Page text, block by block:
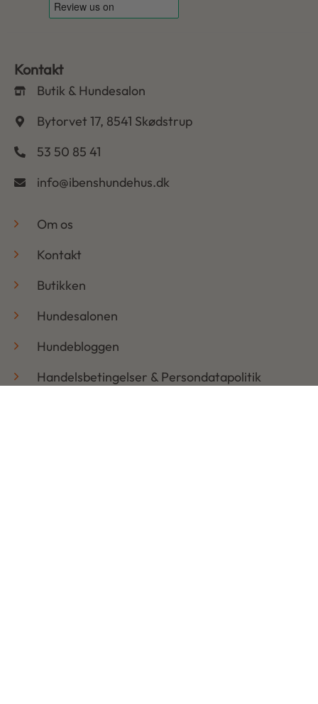
Kontakt
Butik & Hundesalon
Bytorvet 17, 8541 Skødstrup
53 50 85 41
info@ibenshundehus.dk
Om os
Kontakt
Butikken
Hundesalonen
Hundebloggen
Handelsbetingelser & Persondatapolitik